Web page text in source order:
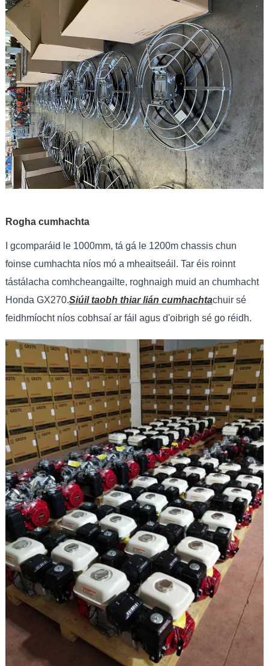
Rogha cumhachta
I gcomparáid le 1000mm, tá gá le 1200m chassis chun
foinse cumhachta níos mó a mheaitseáil. Tar éis roinnt
tástálacha comhcheangailte, roghnaigh muid an chumhacht
Honda GX270.Siúil taobh thiar lián cumhachtachuir sé
feidhmíocht níos cobhsaí ar fáil agus d'oibrigh sé go réidh.